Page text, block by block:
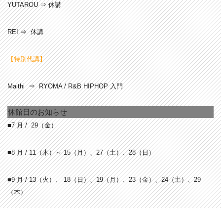
YUTAROU ⇒ 休講
REI ⇒ 休講
【特別代講】
Maithi ⇒ RYOMA / R&B HIPHOP 入門
休館日のお知らせ
■7 月 /29（金）
■8 月 / 11（木）～ 15（月）、27（土）、28（日）
■9 月 / 13（火）、 18（日）、19（月）、23（金）、24（土）、29
（木）